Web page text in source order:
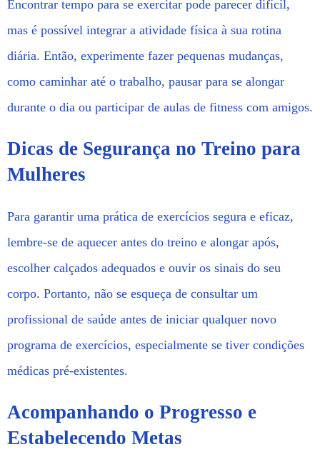
Encontrar tempo para se exercitar pode parecer difícil,
mas é possível integrar a atividade física à sua rotina
diária. Então, experimente fazer pequenas mudanças,
como caminhar até o trabalho, pausar para se alongar
durante o dia ou participar de aulas de fitness com amigos.
Dicas de Segurança no Treino para
Mulheres
Para garantir uma prática de exercícios segura e eficaz,
lembre-se de aquecer antes do treino e alongar após,
escolher calçados adequados e ouvir os sinais do seu
corpo. Portanto, não se esqueça de consultar um
profissional de saúde antes de iniciar qualquer novo
programa de exercícios, especialmente se tiver condições
médicas pré-existentes.
Acompanhando o Progresso e
Estabelecendo Metas